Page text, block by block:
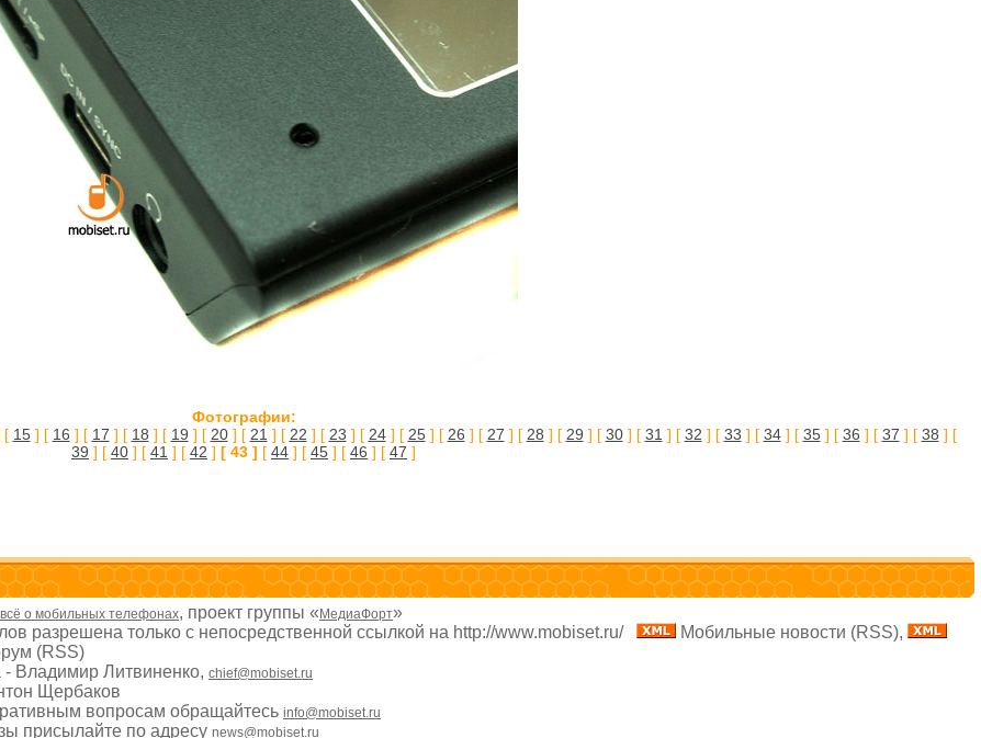
Фотографии:
[ 15] [ 16 ] [ 17 ] [ 18 ] [ 19 ] [ 20] [ 21 ] [ 22 ] [ 23 ] [ 24] [ 25] [ 26 ] [ 27 ] [ 28 ] [ 29 ] [ 30] [ 31 ] [ 32 ] [ 33 ] [ 34] [ 35] [ 36 ] [ 37 ] [ 38 ] [
39 ] [ 40 ] [ 41 ] [ 42 ] [ 43 ] [ 44 ] [ 45 ] [ 46 ] [ 47 ]
о мобильных телефонах, проект группы « МедиаФорт»
разрешена только с непосредственной ссылкой на http://www.mobiset.ru/
Мобильные новости (RSS),
(RSS)
- Владимир Литвиненко, chief@mobiset.ru
Щербаков
вопросам обращайтесь info@mobiset.ru
присылайте по адресу news@mobiset.ru